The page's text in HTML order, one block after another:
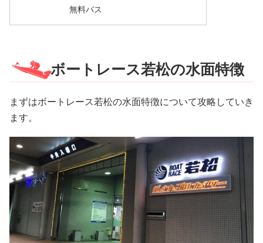
無料バス
ボートレース若松の水面特徴
まずはボートレース若松の水面特徴について攻略していき
ます。